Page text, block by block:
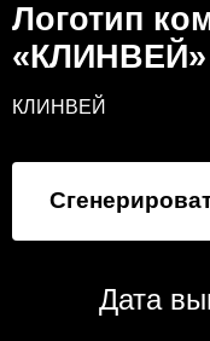
Логотип
«КЛИНВЕЙ»
КЛИНВЕЙ
Дата